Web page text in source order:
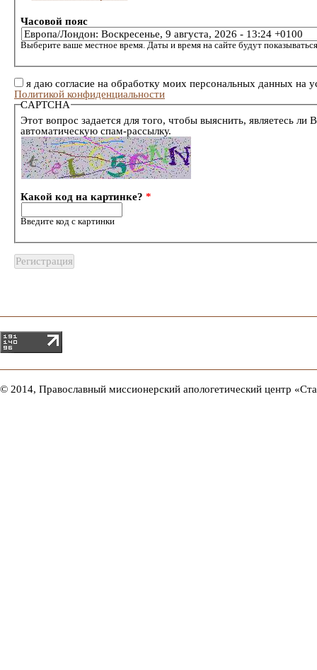
Часовой пояс
Выберите ваше местное время. Даты и время на сайте будут
я даю согласие на обработку моих персональных данных на
Политикой конфиденциальности
CAPTCHA
Этот вопрос задается для того, чтобы выяснить, являетесь ли
автоматическую спам-рассылку.
Какой код на картинке?*
Введите код с картинки
© 2014, Православный миссионерский апологетический центр